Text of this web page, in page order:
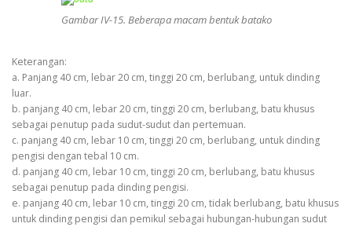
Gambar IV-15. Beberapa macam bentuk batako
Keterangan:
a. Panjang 40 cm, lebar 20 cm, tinggi 20 cm, berlubang, untuk dinding
luar.
b. panjang 40 cm, lebar 20 cm, tinggi 20 cm, berlubang, batu khusus
sebagai penutup pada sudut-sudut dan pertemuan.
c. panjang 40 cm, lebar 10 cm, tinggi 20 cm, berlubang, untuk dinding
pengisi dengan tebal 10 cm.
d. panjang 40 cm, lebar 10 cm, tinggi 20 cm, berlubang, batu khusus
sebagai penutup pada dinding pengisi.
e. panjang 40 cm, lebar 10 cm, tinggi 20 cm, tidak berlubang, batu khusus
untuk dinding pengisi dan pemikul sebagai hubungan-hubungan sudut